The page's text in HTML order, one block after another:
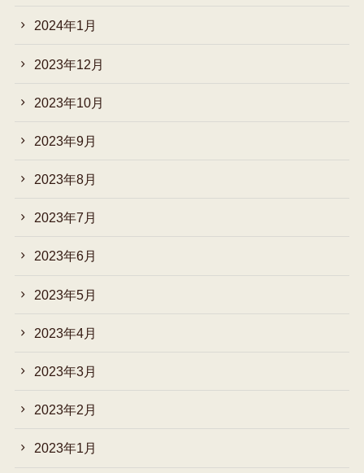
2024年1月
2023年12月
2023年10月
2023年9月
2023年8月
2023年7月
2023年6月
2023年5月
2023年4月
2023年3月
2023年2月
2023年1月